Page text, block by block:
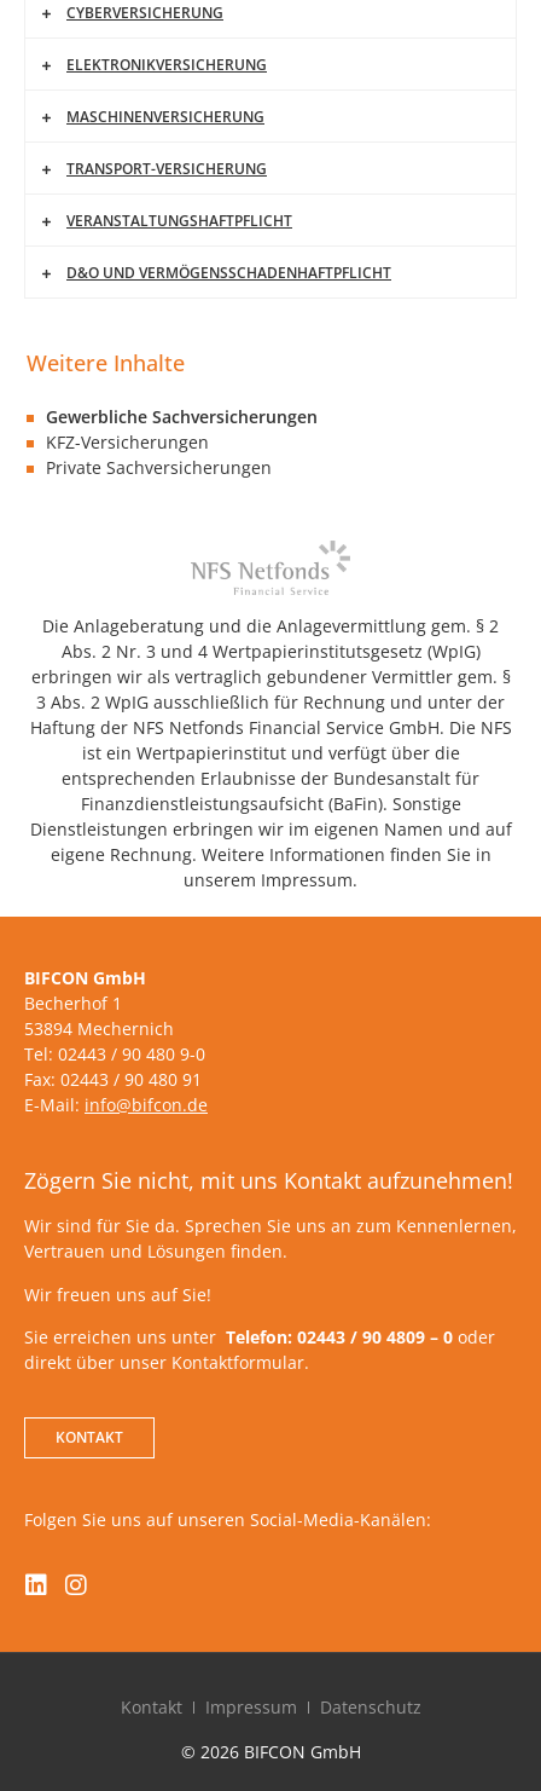
CYBERVERSICHERUNG
ELEKTRONIKVERSICHERUNG
MASCHINENVERSICHERUNG
TRANSPORT-VERSICHERUNG
VERANSTALTUNGSHAFTPFLICHT
D&O UND VERMÖGENSSCHADENHAFTPFLICHT
Gewerbliche Sachversicherungen
KFZ-Versicherungen
Private Sachversicherungen
Die Anlageberatung und die Anlagevermittlung gem. § 2
Abs. 2 Nr. 3 und 4 Wertpapierinstitutsgesetz (WpIG)
erbringen wir als vertraglich gebundener Vermittler gem. §
3 Abs. 2 WpIG ausschließlich für Rechnung und unter der
Haftung der NFS Netfonds Financial Service GmbH. Die NFS
ist ein Wertpapierinstitut und verfügt über die
entsprechenden Erlaubnisse der Bundesanstalt für
Finanzdienstleistungsaufsicht (BaFin). Sonstige
Dienstleistungen erbringen wir im eigenen Namen und auf
eigene Rechnung. Weitere Informationen finden Sie in
unserem Impressum.
BIFCON GmbH
Becherhof 1
53894 Mechernich
Tel: 02443 / 90 480 9-0
Fax: 02443 / 90 480 91
E-Mail: info@bifcon.de
Zögern Sie nicht, mit uns Kontakt aufzunehmen!
Wir sind für Sie da. Sprechen Sie uns an zum Kennenlernen,
Vertrauen und Lösungen finden.
Wir freuen uns auf Sie!
Sie erreichen uns unter Telefon: 02443 / 90 4809 – 0 oder
direkt über unser Kontaktformular.
KONTAKT
Folgen Sie uns auf unseren Social-Media-Kanälen:
Kontakt Impressum
Datenschutz
© 2026 BIFCON GmbH